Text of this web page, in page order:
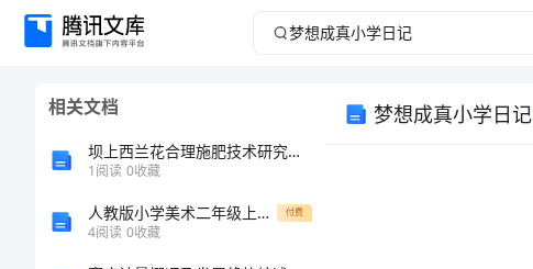
梦
相关文档
坝上西兰花合理施肥技术研究与示范
1阅读 0收藏
人教版小学美术二年级上册《蜻蜓飞飞》教学反思 付费
4阅读 0收藏
梦想成真小学日记